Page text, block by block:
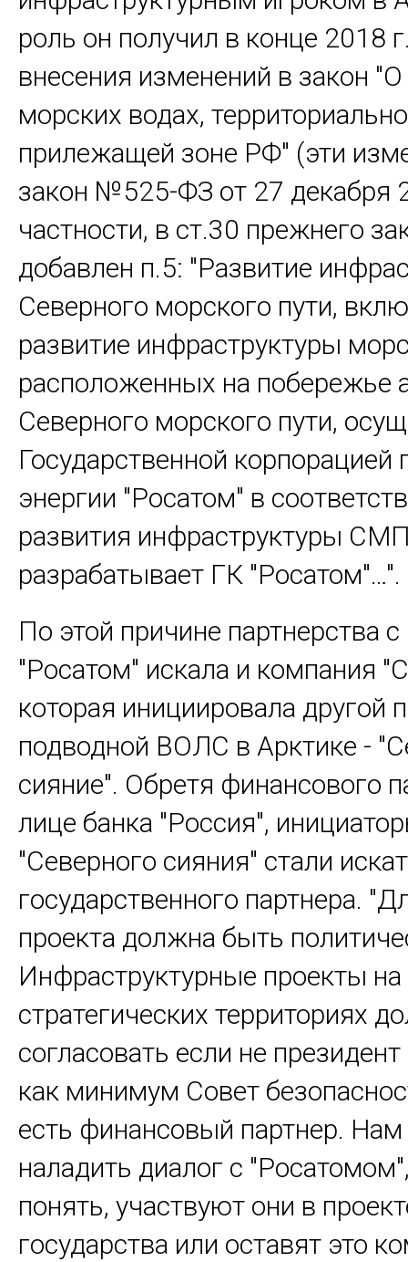
роль он получил в конце 2018
внесения изменений в закон
морских водах,
прилежащей зоне РФ" (эти
закон №525-ФЗ от 27 декабря
частности, в ст.30 прежнего
добавлен п.5: "Развитие
Северного морского пути,
развитие инфраструктуры
расположенных на побережье
Северного морского пути,
Государственной корпорацией
энергии "Росатом" в
развития инфраструктуры
разрабатывает ГК "Росатом"…".
По этой причине партнерства
"Росатом" искала и компания
которая инициировала другой
подводной ВОЛС в Арктике -
сияние". Обретя финансового
лице банка "Россия",
"Северного сияния" стали
государственного партнера.
проекта должна быть
Инфраструктурные проекты на
стратегических территориях
согласовать если не
как минимум Совет
есть финансовый партнер.
наладить диалог с
понять, участвуют они в
государства или оставят это